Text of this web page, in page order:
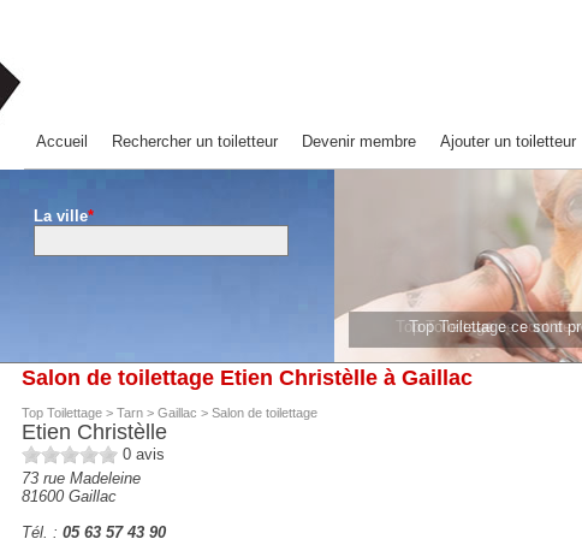
Accueil Rechercher un toiletteur Devenir membre Ajouter un toiletteur
La ville*
Top Toilettage ce sont
Top Toilettage ce sont
Salon de toilettage Etien Christèlle à Gaillac
Top Toilettage> Tarn> Gaillac > Salon de toilettage
Etien Christèlle
0avis
73 rue Madeleine
81600 Gaillac
Tél. : 05 63 57 43 90